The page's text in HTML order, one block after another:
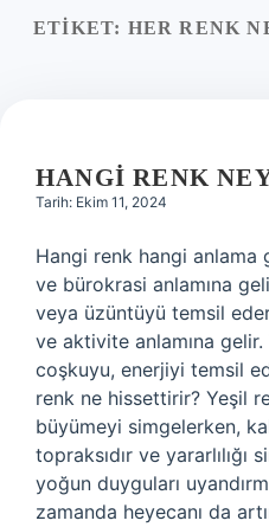
Yasal Uyarı
ETIKET: HER RENK
HANGI RENK
Tarih: Ekim 11, 2024
Hangi renk hangi anlama
ve bürokrasi anlamına
veya üzüntüyü temsil
ve aktivite anlamına
coşkuyu, enerjiyi temsil
renk ne hissettirir? Yeşil
büyümeyi simgelerken,
topraksıdır ve yararlılığı
yoğun duyguları
zamanda heyecanı da